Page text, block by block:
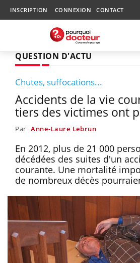
INSCRIPTION CONNEXION CONTACT
QUESTION D'ACTU
Chutes, suffocations...
Accidents de la vie
tiers des victimes ont
Par Anne-Laure Lebrun
En 2012, plus de 21 000
décédées des suites d'un
courante. Une mortalité
de nombreux décès